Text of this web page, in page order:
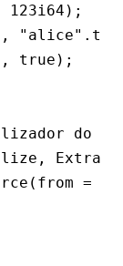
123i64 );
, "alice" .
, true );
do
,
=